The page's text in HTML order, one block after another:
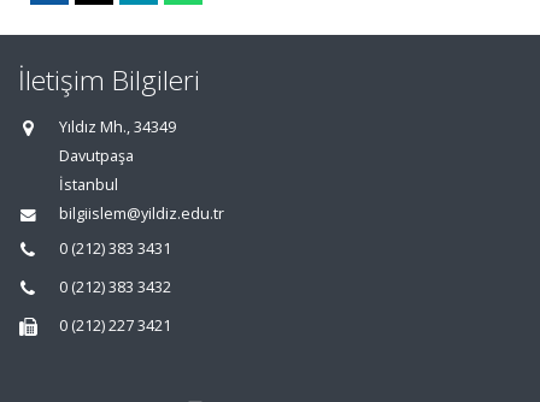
İletişim Bilgileri
Yıldız Mh., 34349
Davutpaşa
İstanbul
bilgiislem@yildiz.edu.tr
0 (212) 383 3431
0 (212) 383 3432
0 (212) 227 3421